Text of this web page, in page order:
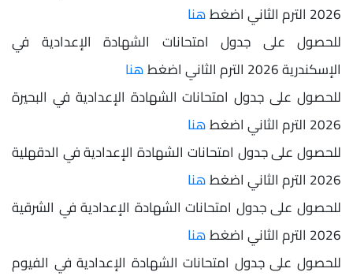
2026 الترم الثاني اضغط
هنا
للحصول على جدول امتحانات الشهادة الإعدادية في
الإسكندرية 2026 الترم الثاني اضغط
هنا
للحصول على جدول امتحانات الشهادة الإعدادية في البحيرة
2026 الترم الثاني اضغط
هنا
للحصول على جدول امتحانات الشهادة الإعدادية في الدقهلية
2026 الترم الثاني اضغط
هنا
للحصول على جدول امتحانات الشهادة الإعدادية في الشرقية
2026 الترم الثاني اضغط
هنا
للحصول على جدول امتحانات الشهادة الإعدادية في الفيوم